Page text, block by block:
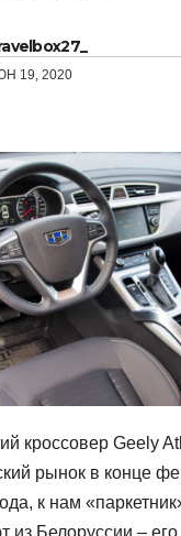
19, 2020
кроссовер Geely
рынок в конце
к нам
из Белоруссии – его